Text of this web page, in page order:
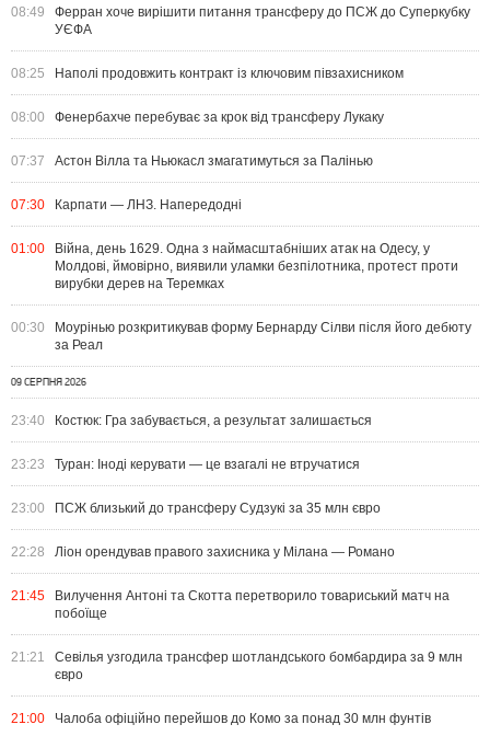
08:49
Ферран хоче вирішити питання трансферу до ПСЖ до Суперкубку
УЄФА
08:25 Наполі продовжить контракт із ключовим півзахисником
08:00 Фенербахче перебуває за крок від трансферу Лукаку
07:37 Астон Вілла та Ньюкасл змагатимуться за Палінью
07:30 Карпати — ЛНЗ. Напередодні
01:00
Війна, день 1629. Одна з наймасштабніших атак на Одесу, у
Молдові, ймовірно, виявили уламки безпілотника, протест проти
вирубки дерев на Теремках
00:30
Моурінью розкритикував форму Бернарду Сілви після його дебюту
за Реал
09 СЕРПНЯ 2026
23:40 Костюк: Гра забувається, а результат залишається
23:23 Туран: Іноді керувати — це взагалі не втручатися
23:00 ПСЖ близький до трансферу Судзукі за 35 млн євро
22:28 Ліон орендував правого захисника у Мілана — Романо
21:45
Вилучення Антоні та Скотта перетворило товариський матч на
побоїще
21:21
Севілья узгодила трансфер шотландського бомбардира за 9 млн
євро
21:00 Чалоба офіційно перейшов до Комо за понад 30 млн фунтів